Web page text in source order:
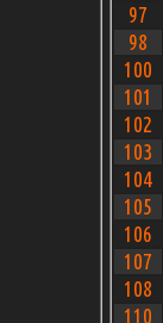
97
98
100
101
102
103
104
105
106
107
108
110